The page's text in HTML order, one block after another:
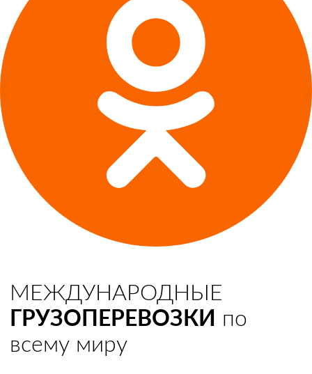
МЕЖДУНАРОДНЫЕ
ГРУЗОПЕРЕВОЗКИ по
всему миру